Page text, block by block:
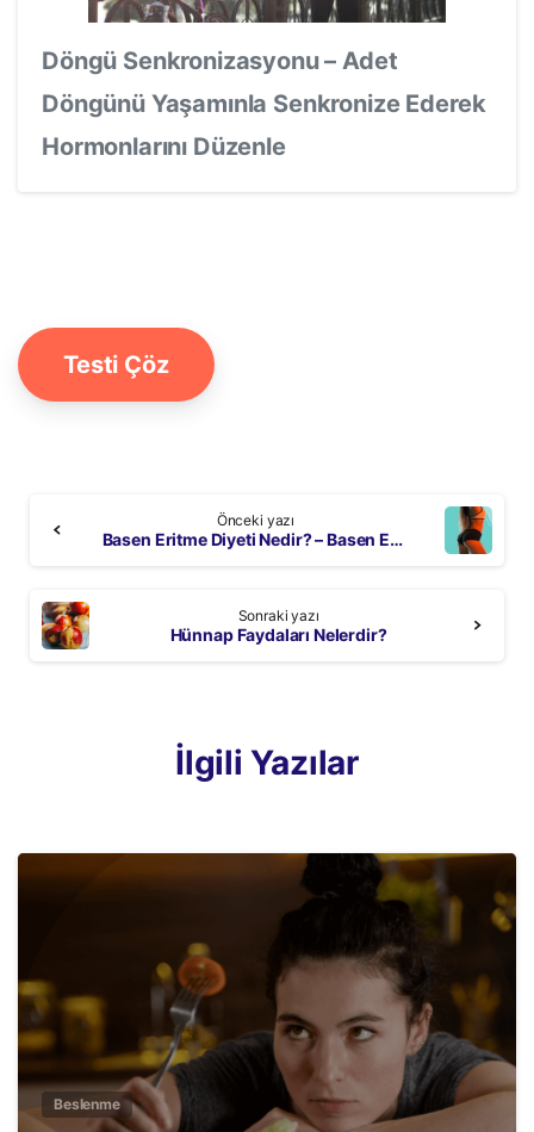
Döngü Senkronizasyonu – Adet
Döngünü Yaşamınla Senkronize Ederek
Hormonlarını Düzenle
Testi Çöz
Reading
Önceki yazı
Basen Eritme Diyeti Nedir? – Basen Eritme Hareketleri Neler?
Sonraki yazı
Hünnap Faydaları Nelerdir?
İlgili Yazılar
Beslenme